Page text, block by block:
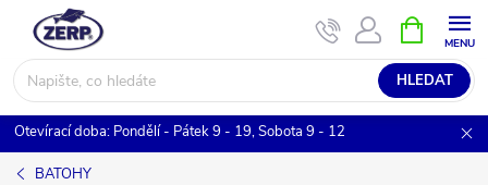
obsah
HLEDAT
NÁKUPNÍ
KOŠÍK
Otevírací doba: Pondělí - Pátek 9 - 19, Sobota 9 - 12
BATOHY